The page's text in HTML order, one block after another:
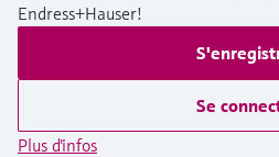
Endress+Hauser!
Se
Plus d'infos